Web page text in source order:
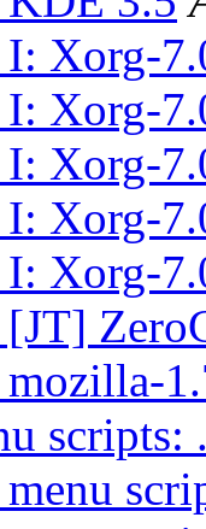
I: Xorg-
I: Xorg-
I: Xorg-
I: Xorg-
I: Xorg-
scripts: